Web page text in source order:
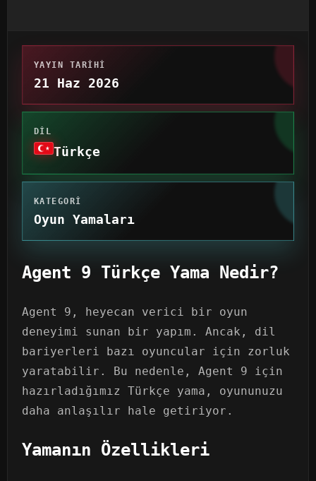
YAYIN TARIHI
21 Haz 2026
DIL
Türkçe
KATEGORI
Oyun Yamaları
Agent 9 Türkçe Yama Nedir?
Agent 9, heyecan verici bir oyun
deneyimi sunan bir yapım. Ancak, dil
bariyerleri bazı oyuncular için zorluk
yaratabilir. Bu nedenle, Agent 9 için
hazırladığımız Türkçe yama, oyununuzu
daha anlaşılır hale getiriyor.
Yamanın Özellikleri